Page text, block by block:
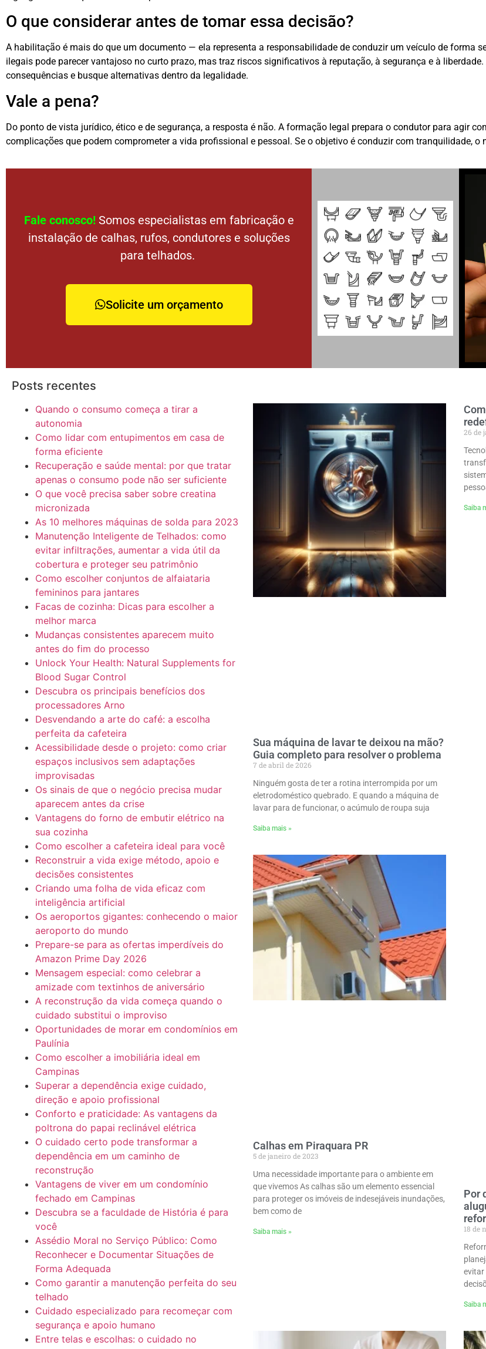
O que considerar antes de tomar essa decisão?
A habilitação é mais do que um documento — ela representa a responsabilidade de conduzir um veículo de forma
ilegais pode parecer vantajoso no curto prazo, mas traz riscos significativos à reputação, à segurança e à
consequências e busque alternativas dentro da legalidade.
Vale a pena?
Do ponto de vista jurídico, ético e de segurança, a resposta é não. A formação legal prepara o condutor para agir
complicações que podem comprometer a vida profissional e pessoal. Se o objetivo é conduzir com tranquilidade, o
Fale conosco! Somos especialistas em fabricação e
instalação de calhas, rufos, condutores e soluções
para telhados.
Solicite um orçamento
Posts recentes
Quando o consumo começa a tirar a
autonomia
Como lidar com entupimentos em casa de
forma eficiente
Recuperação e saúde mental: por que tratar
apenas o consumo pode não ser suficiente
O que você precisa saber sobre creatina
micronizada
As 10 melhores máquinas de solda para 2023
Manutenção Inteligente de Telhados: como
evitar infiltrações, aumentar a vida útil da
cobertura e proteger seu patrimônio
Como escolher conjuntos de alfaiataria
femininos para jantares
Facas de cozinha: Dicas para escolher a
melhor marca
Mudanças consistentes aparecem muito
antes do fim do processo
Unlock Your Health: Natural Supplements for
Blood Sugar Control
Descubra os principais benefícios dos
processadores Arno
Desvendando a arte do café: a escolha
perfeita da cafeteira
Acessibilidade desde o projeto: como criar
espaços inclusivos sem adaptações
improvisadas
Os sinais de que o negócio precisa mudar
aparecem antes da crise
Vantagens do forno de embutir elétrico na
sua cozinha
Como escolher a cafeteira ideal para você
Reconstruir a vida exige método, apoio e
decisões consistentes
Criando uma folha de vida eficaz com
inteligência artificial
Os aeroportos gigantes: conhecendo o maior
aeroporto do mundo
Prepare-se para as ofertas imperdíveis do
Amazon Prime Day 2026
Mensagem especial: como celebrar a
amizade com textinhos de aniversário
A reconstrução da vida começa quando o
cuidado substitui o improviso
Oportunidades de morar em condomínios em
Paulínia
Como escolher a imobiliária ideal em
Campinas
Superar a dependência exige cuidado,
direção e apoio profissional
Conforto e praticidade: As vantagens da
poltrona do papai reclinável elétrica
O cuidado certo pode transformar a
dependência em um caminho de
reconstrução
Vantagens de viver em um condomínio
fechado em Campinas
Descubra se a faculdade de História é para
você
Assédio Moral no Serviço Público: Como
Reconhecer e Documentar Situações de
Forma Adequada
Como garantir a manutenção perfeita do seu
telhado
Cuidado especializado para recomeçar com
segurança e apoio humano
Entre telas e escolhas: o cuidado no
Sua máquina de lavar te deixou na mão?
Guia completo para resolver o problema
7 de abril de 2026
Ninguém gosta de ter a rotina interrompida por um
eletrodoméstico quebrado. E quando a máquina de
lavar para de funcionar, o acúmulo de roupa suja
Saiba mais »
26 de
Saiba
Calhas em Piraquara PR
5 de janeiro de 2023
Uma necessidade importante para o ambiente em
que vivemos As calhas são um elemento essencial
para proteger os imóveis de indesejáveis inundações,
bem como de
Saiba mais »
Por
18 de
evitar
Saiba